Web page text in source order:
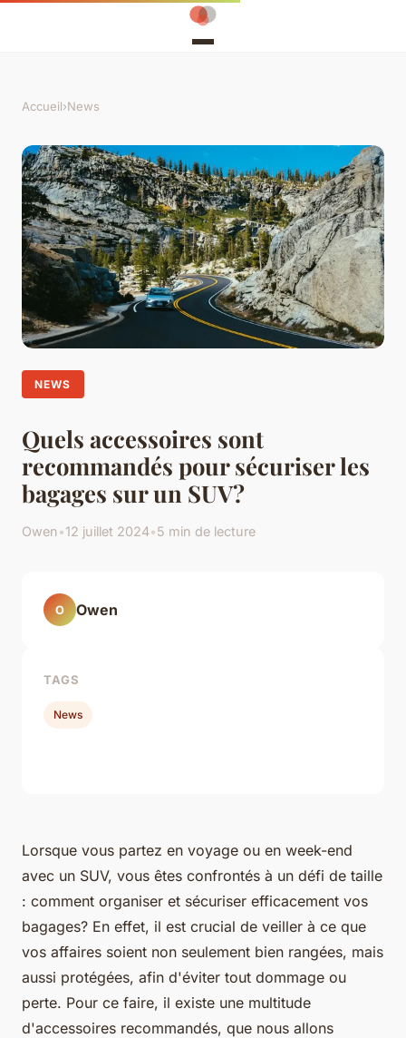
Accueil›News
NEWS
Quels accessoires sont
recommandés pour sécuriser les
bagages sur un SUV?
Owen•12 juillet 2024•5 min de lecture
Lorsque vous partez en voyage ou en week-end
avec un SUV, vous êtes confrontés à un défi de taille
: comment organiser et sécuriser efficacement vos
bagages? En effet, il est crucial de veiller à ce que
vos affaires soient non seulement bien rangées, mais
aussi protégées, afin d'éviter tout dommage ou
perte. Pour ce faire, il existe une multitude
d'accessoires recommandés, que nous allons
O Owen
TAGS
News